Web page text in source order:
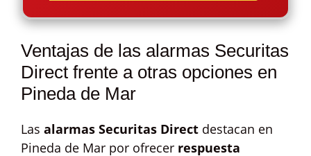
Ventajas de las alarmas Securitas
Direct frente a otras opciones en
Pineda de Mar
Las alarmas Securitas Direct destacan en
Pineda de Mar por ofrecer respuesta